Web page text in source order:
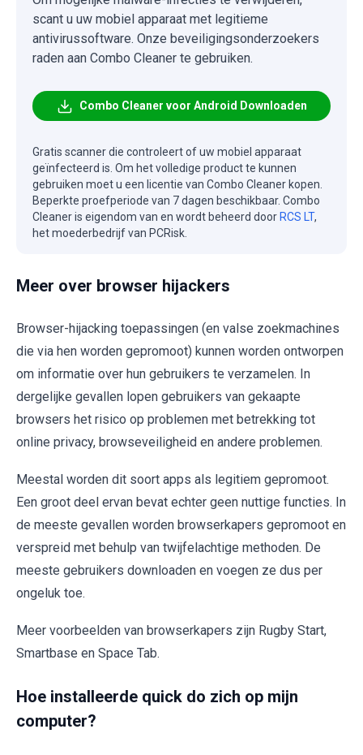
scant u uw mobiel apparaat met legitieme
antivirussoftware. Onze beveiligingsonderzoekers
raden aan Combo Cleaner te gebruiken.
Combo Cleaner voor Android Downloaden
Gratis scanner die controleert of uw mobiel apparaat
geïnfecteerd is. Om het volledige product te kunnen
gebruiken moet u een licentie van Combo Cleaner kopen.
Beperkte proefperiode van 7 dagen beschikbaar. Combo
Cleaner is eigendom van en wordt beheerd door RCS LT,
het moederbedrijf van PCRisk.
Meer over browser hijackers
Browser-hijacking toepassingen (en valse zoekmachines
die via hen worden gepromoot) kunnen worden ontworpen
om informatie over hun gebruikers te verzamelen. In
dergelijke gevallen lopen gebruikers van gekaapte
browsers het risico op problemen met betrekking tot
online privacy, browseveiligheid en andere problemen.
Meestal worden dit soort apps als legitiem gepromoot.
Een groot deel ervan bevat echter geen nuttige functies. In
de meeste gevallen worden browserkapers gepromoot en
verspreid met behulp van twijfelachtige methoden. De
meeste gebruikers downloaden en voegen ze dus per
ongeluk toe.
Meer voorbeelden van browserkapers zijn Rugby Start,
Smartbase en Space Tab.
Hoe installeerde quick do zich op mijn
computer?